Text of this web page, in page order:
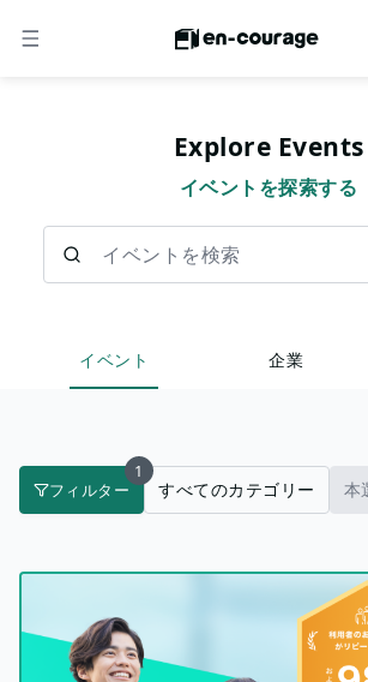
メニュー
Explore Events
イベントを探索する
イベント 企業
フィルター
1
すべてのカテゴリー 本